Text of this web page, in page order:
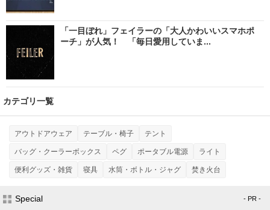
「一目ぼれ」フェイラーの「大人かわいいスマホポ
ーチ」が人気！ 「毎日愛用していま...
カテゴリ一覧
アウトドアウェア テーブル・椅子 テント
バッグ・クーラーボックス ペグ ポータブル電源 ライト
便利グッズ・雑貨 寝具 水筒・ボトル・ジャグ 焚き火台
Special - PR -